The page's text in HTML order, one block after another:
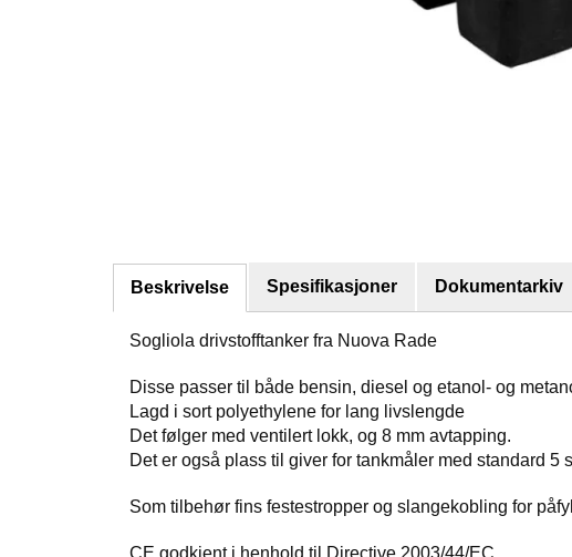
Beskrivelse Spesifikasjoner Dokumentarkiv
Sogliola drivstofftanker fra Nuova Rade
Disse passer til både bensin, diesel og etanol- og
Lagd i sort polyethylene for lang livslengde
Det følger med ventilert lokk, og 8 mm avtapping.
Det er også plass til giver for tankmåler med standard
Som tilbehør fins festestropper og slangekobling for